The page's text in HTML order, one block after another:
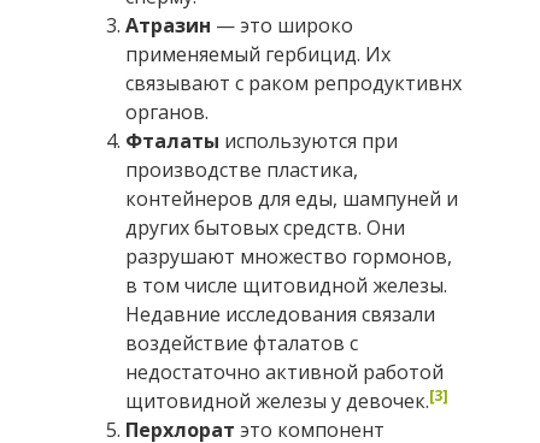
Атразин — это широко
применяемый гербицид. Их
связывают с раком репродуктивнх
органов.
Фталаты используются при
производстве пластика,
контейнеров для еды, шампуней и
других бытовых средств. Они
разрушают множество гормонов,
в том числе щитовидной железы.
Недавние исследования связали
воздействие фталатов с
недостаточно активной работой
щитовидной железы у девочек.[3]
Перхлорат это компонент